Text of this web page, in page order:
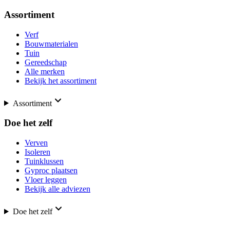
Assortiment
Verf
Bouwmaterialen
Tuin
Gereedschap
Alle merken
Bekijk het assortiment
Assortiment
Doe het zelf
Verven
Isoleren
Tuinklussen
Gyproc plaatsen
Vloer leggen
Bekijk alle adviezen
Doe het zelf